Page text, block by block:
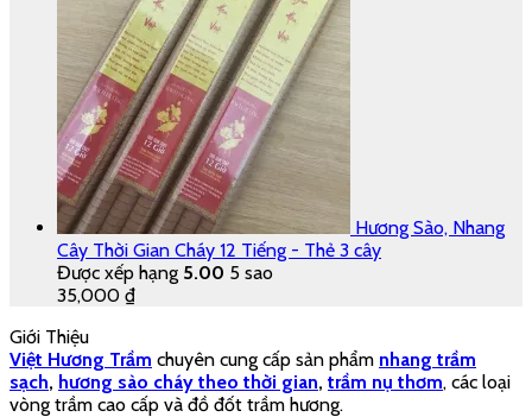
Hương Sào, Nhang
Cây Thời Gian Cháy 12 Tiếng - Thẻ 3 cây
Được xếp hạng 5.00 5 sao
35,000 ₫
Giới Thiệu
Việt Hương Trầm chuyên cung cấp sản phẩm nhang trầm
sạch, hương sào cháy theo thời gian, trầm nụ thơm, các loại
vòng trầm cao cấp và đồ đốt trầm hương.